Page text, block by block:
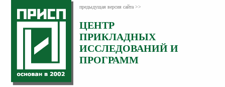
предыдущая версия сайта >>
ЦЕНТР
ПРИКЛАДНЫХ
ИССЛЕДОВАНИЙ И
ПРОГРАММ
Категория:
Новости
Опубликовано:
15
Октябрь
2024